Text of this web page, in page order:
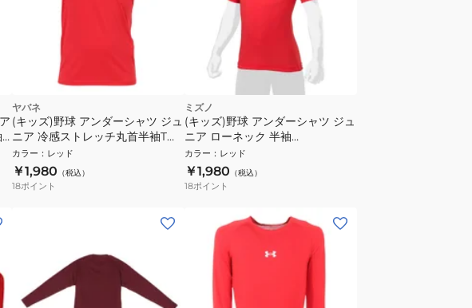
ヤバネ
(キッズ)野球 アンダーシャツ ジュ
ニア 冷感ストレッチ丸首半袖Tシ
ャツ YA2ABJ05-70
カラー ： レッド
￥1,980 （税込）
18ポイント
ミズノ
(キッズ)野球 アンダーシャツ ジュ
ニア ローネック 半袖
12JAAP5262 速乾
カラー ： レッド
￥1,980 （税込）
18ポイント